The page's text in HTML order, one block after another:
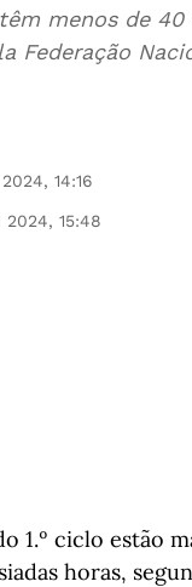
menos de 40
Federação
14:16
2024, 15:48
1.º ciclo estão
horas,